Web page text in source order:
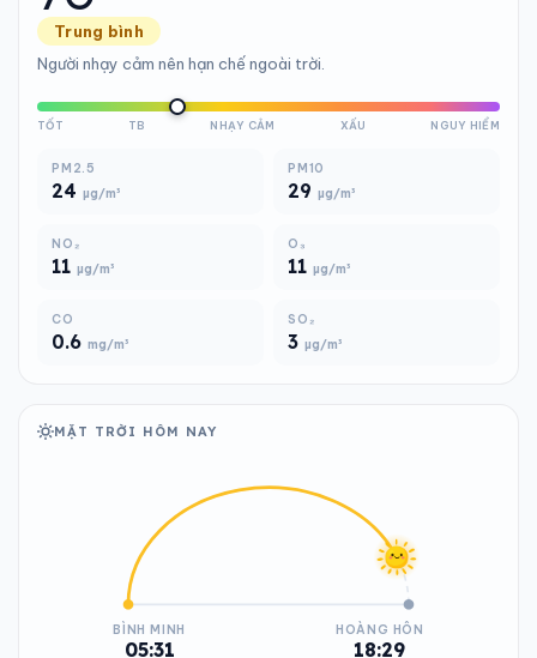
Trung bình
Người nhạy cảm nên hạn chế ngoài trời.
TỐT TB NHẠY CẢM XẤU NGUY HIỂM
PM2.5
24 µg/m³
PM10
29 µg/m³
NO₂
11 µg/m³
O₃
11 µg/m³
CO
0.6 mg/m³
SO₂
3 µg/m³
MẶT TRỜI HÔM NAY
BÌNH MINH
05:31
HOÀNG HÔN
18:29